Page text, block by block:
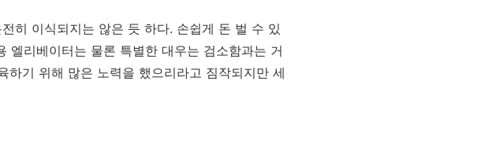
히 이식되지는 않은 듯 하다. 손쉽게 돈 벌 수 있
엘리베이터는 물론 특별한 대우는 검소함과는 거
기 위해 많은 노력을 했으리라고 짐작되지만 세